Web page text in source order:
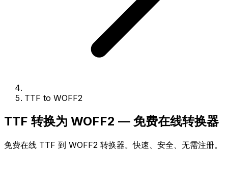
TTF to WOFF2
TTF 转换为 WOFF2 — 免费在线转换器
免费在线 TTF 到 WOFF2 转换器。快速、安全、无需注册。